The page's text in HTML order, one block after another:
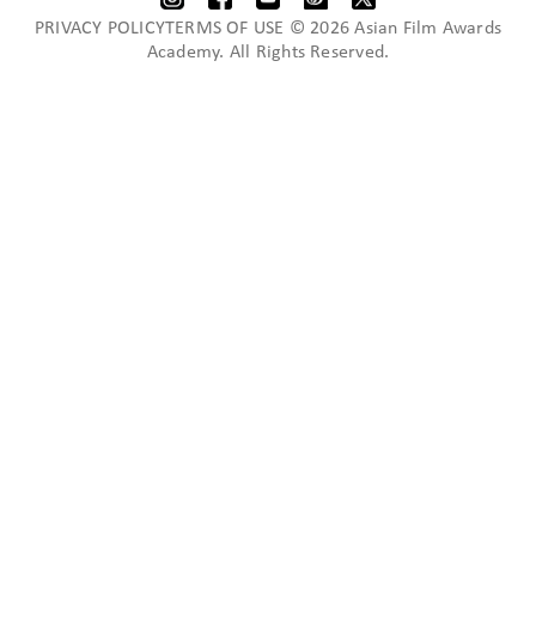
PRIVACY POLICYTERMS OF USE © 2026 Asian Film Awards
Academy. All Rights Reserved.